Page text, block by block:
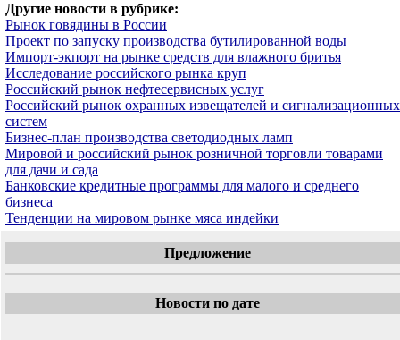
Другие новости в рубрике:
Рынок говядины в России
Проект по запуску производства бутилированной воды
Импорт-экпорт на рынке средств для влажного бритья
Исследование российского рынка круп
Российский рынок нефтесервисных услуг
Российский рынок охранных извещателей и сигнализационных
систем
Бизнес-план производства светодиодных ламп
Мировой и российский рынок розничной торговли товарами
для дачи и сада
Банковские кредитные программы для малого и среднего
бизнеса
Тенденции на мировом рынке мяса индейки
Предложение
Новости по дате